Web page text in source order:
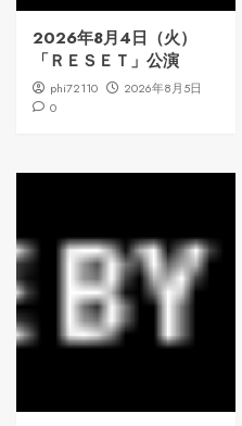
2026年8月4日（火）
「ＲＥＳＥＴ」公演
phi72110
2026年8月5日
0